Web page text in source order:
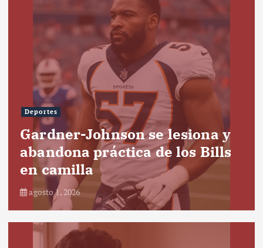
Deportes
Gardner-Johnson se lesiona y
abandona práctica de los Bills
en camilla
agosto 1, 2026